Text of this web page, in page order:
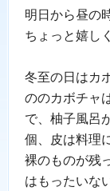
明日から昼の
ちょっと嬉し
冬至の日はカ
ののカボチャ
で、柚子風呂
個、皮は料理
裸のものが残
はもったいな